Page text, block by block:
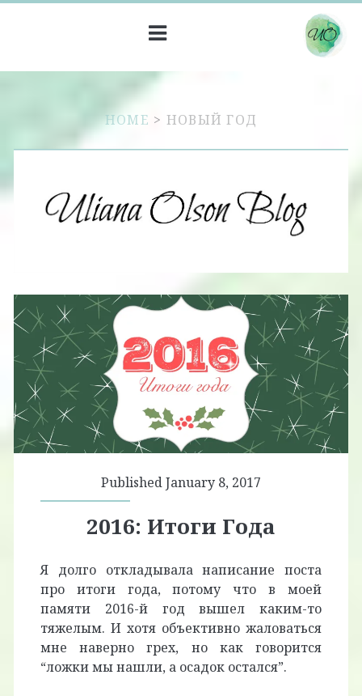
HOME > НОВЫЙ ГОД
Published January 8, 2017
2016: Итоги Года
Я долго откладывала написание поста
про итоги года, потому что в моей
памяти 2016-й год вышел каким-то
тяжелым. И хотя объективно жаловаться
мне наверно грех, но как говорится
“ложки мы нашли, а осадок остался”.